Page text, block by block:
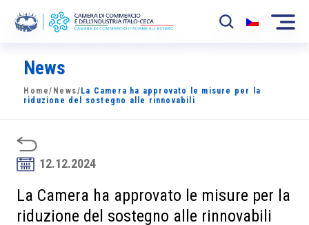
La Camera
News
Sviluppo Mercato
Soci
News
Home/ News/ La Camera ha approvato le misure per la
riduzione del sostegno alle rinnovabili
12.12.2024
La Camera ha approvato le misure per la
riduzione del sostegno alle rinnovabili